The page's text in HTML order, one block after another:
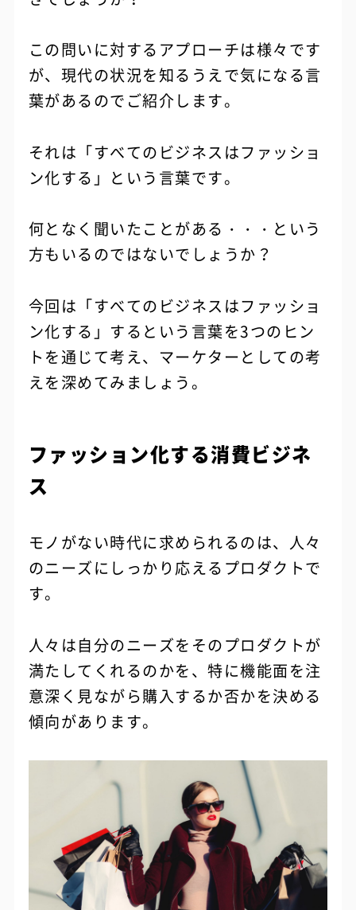
この問いに対するアプローチは様々です
が、現代の状況を知るうえで気になる言
葉があるのでご紹介します。
それは「すべてのビジネスはファッショ
ン化する」という言葉です。
何となく聞いたことがある・・・という
方もいるのではないでしょうか？
今回は「すべてのビジネスはファッショ
ン化する」するという言葉を3つのヒン
トを通じて考え、マーケターとしての考
えを深めてみましょう。
ファッション化する消費ビジネ
ス
モノがない時代に求められるのは、人々
のニーズにしっかり応えるプロダクトで
す。
人々は自分のニーズをそのプロダクトが
満たしてくれるのかを、特に機能面を注
意深く見ながら購入するか否かを決める
傾向があります。